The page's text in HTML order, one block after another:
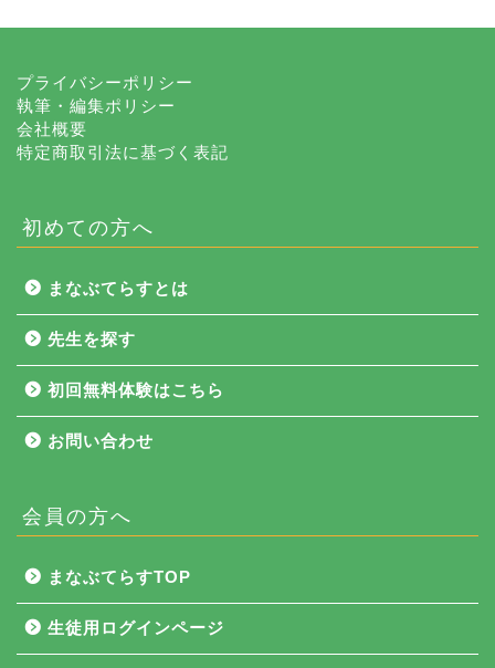
プライバシーポリシー
執筆・編集ポリシー
会社概要
特定商取引法に基づく表記
初めての方へ
まなぶてらすとは
先生を探す
初回無料体験はこちら
お問い合わせ
会員の方へ
まなぶてらすTOP
生徒用ログインページ
NEWS
まなぶてらす活用法
教育コラム